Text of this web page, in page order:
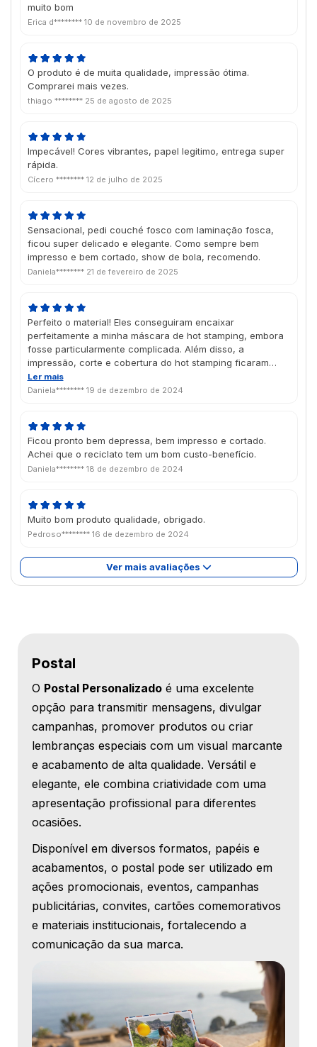
muito bom
Erica d******** 10 de novembro de 2025
O produto é de muita qualidade, impressão ótima.
Comprarei mais vezes.
thiago ******** 25 de agosto de 2025
Impecável! Cores vibrantes, papel legitimo, entrega super
rápida.
Cícero ******** 12 de julho de 2025
Sensacional, pedi couché fosco com laminação fosca,
ficou super delicado e elegante. Como sempre bem
impresso e bem cortado, show de bola, recomendo.
Daniela******** 21 de fevereiro de 2025
Perfeito o material! Eles conseguiram encaixar
perfeitamente a minha máscara de hot stamping, embora
fosse particularmente complicada. Além disso, a
impressão, corte e cobertura do hot stamping ficaram
muito bons. Chegou antes do esperado, bem em tempo
pro Natal, estou muito satisfeita com o trabalho da Futura
Ler mais
Daniela******** 19 de dezembro de 2024
Ficou pronto bem depressa, bem impresso e cortado.
Achei que o reciclato tem um bom custo-benefício.
Daniela******** 18 de dezembro de 2024
Muito bom produto qualidade, obrigado.
Pedroso******** 16 de dezembro de 2024
Ver mais avaliações
Postal
O Postal Personalizado é uma excelente
opção para transmitir mensagens, divulgar
campanhas, promover produtos ou criar
lembranças especiais com um visual marcante
e acabamento de alta qualidade. Versátil e
elegante, ele combina criatividade com uma
apresentação profissional para diferentes
ocasiões.
Disponível em diversos formatos, papéis e
acabamentos, o postal pode ser utilizado em
ações promocionais, eventos, campanhas
publicitárias, convites, cartões comemorativos
e materiais institucionais, fortalecendo a
comunicação da sua marca.